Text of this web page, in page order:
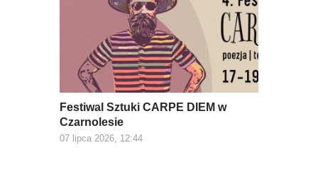
Festiwal Sztuki CARPE DIEM w
Czarnolesie
07 lipca 2026, 12:44